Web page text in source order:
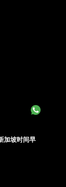
加坡时间早